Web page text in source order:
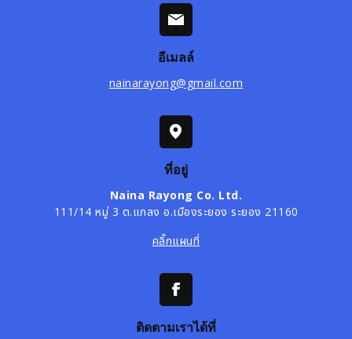
อีเมลล์
nainarayong@gmail.com
ที่อยู่
Naina Rayong Co. Ltd.
111/14 หมู่ 3 ต.แกลง อ.เมืองระยอง ระยอง 21160
คลิ๊กแผนที่
ติดตามเราได้ที่